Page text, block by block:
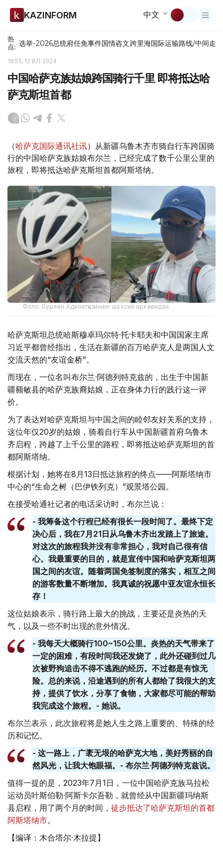
KAZINFORM 中文
热
点: 选举-2026总统府任免事件国情咨文跨里海国际运输路线/中间走廊
18:55, 12 8月 2024
中国哈萨克族姑娘跨国骑行千里 即将抵达哈
萨克斯坦首都
（哈萨克国际通讯社讯）从新疆乌鲁木齐市骑自行车跨国骑
行的中国哈萨克族姑娘布尔兰，已经完成了数千公里公里的
旅程，即将抵达哈萨克斯坦首都阿斯塔纳。
Фото: Бурлен Адилетқизининг шахсий архивидан
哈萨克斯坦总统哈斯穆卓玛尔特·托卡耶夫和中国国家主席
习近平都曾经指出，生活在新疆的百万哈萨克人是两国人文
交流天然的“友谊金桥”。
而现在，一位名叫布尔兰·阿德列特克兹的，出生于中国新
疆额敏县的哈萨克族裔姑娘，正在身体力行的践行这一评
价。
为了表达对哈萨克斯坦与中国之间的睦邻友好关系的支持，
这位年仅20岁的姑娘，骑着自行车从中国新疆首府乌鲁木
齐启程，跨越了上千公里的路程，即将抵达哈萨克斯坦的首
都阿斯塔纳。
根据计划，她将在8月13日抵达旅程的终点——阿斯塔纳市
中心的“生命之树（巴伊铁列克）”观景塔公园。
在接受哈通社记者的电话采访时，布尔兰说：
- 我筹备这个行程已经有很长一段时间了。最终下定
决心后，我在7月21日从乌鲁木齐出发踏上了旅途。
对这次的旅程我并没有非常担心，我对自己很有信
心。我最重要的目的，就是宣传中国和哈萨克斯坦两
国之间的友谊。随着两国免签制度的落实，相互之间
的游客数量不断增加。我真诚的祝愿中亚友谊永恒长
存！
这位姑娘表示，骑行路上最大的挑战，主要还是炎热的天
气，以及一些不时出现的意外情况。
- 我每天大概骑行100~150公里。炎热的天气带来了
一定的困难，有段时间我还发烧了，此外还碰到过几
次被野狗追击不得不逃跑的经历。不过都是有惊无
险。总的来说，沿途遇到的所有人都给了我很大的支
持，提供了饮水，分享了食物，大家都尽可能的帮助
我完成这个旅程。- 她说。
布尔兰表示，此次旅程将是她人生之路上重要的、特殊的经
历和记忆。
- 这一路上，广袤无垠的哈萨克大地，美好秀丽的自
然风光，让我大饱眼福。- 布尔兰·阿德列特克兹说。
值得一提的是，2023年7月1日，一位中国哈萨克族马拉松
运动员叶斯伯勒·阿斯卡尔吾勒，就曾经从中国新疆玛纳斯
县启程，用了两个月的时间， 徒步抵达了哈萨克斯坦的首都
阿斯塔纳市。
【编译：木合塔尔·木拉提】